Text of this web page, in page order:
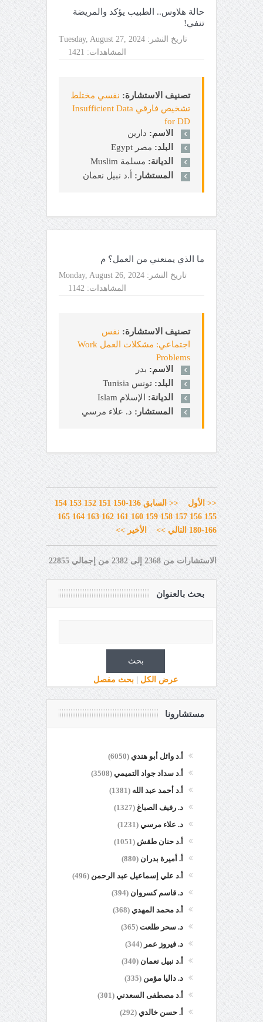
حالة هلاوس.. الطبيب يؤكد والمريضة
تنفي!
تاريخ النشر: Tuesday, August 27, 2024
المشاهدات: 1421
تصنيف الاستشارة: نفسي مختلط
تشخيص فارقي Insufficient Data
for DD
الاسم: دارين
البلد: مصر Egypt
الديانة: مسلمة Muslim
المستشار: أ.د نبيل نعمان
ما الذي يمنعني من العمل؟ م
تاريخ النشر: Monday, August 26, 2024
المشاهدات: 1142
تصنيف الاستشارة: نفس
اجتماعي: مشكلات العمل Work
Problems
الاسم: بدر
البلد: تونس Tunisia
الديانة: الإسلام Islam
المستشار: د. علاء مرسي
<< الأول << السابق 136-150
151
152
153
154
155
156
157
158
159
160
161
162
163
164
165
166-180
التالي >> الأخير >>
الاستشارات من 2368 إلى 2382 من إجمالي 22855
بحث بالعنوان
عرض الكل | بحث مفصل
مستشارونا
أ.د وائل أبو هندي (6050)
أ.د سداد جواد التميمي (3508)
أ.د أحمد عبد الله (1381)
د. رفيف الصباغ (1327)
د. علاء مرسي (1231)
أ.د حنان طقش (1051)
أ. أميرة بدران (880)
أ.د علي إسماعيل عبد الرحمن (496)
د. قاسم كسروان (394)
أ.د محمد المهدي (368)
د. سحر طلعت (365)
د. فيروز عمر (344)
أ.د نبيل نعمان (340)
د. داليا مؤمن (335)
أ.د مصطفى السعدني (301)
أ. حسن خالدي (292)